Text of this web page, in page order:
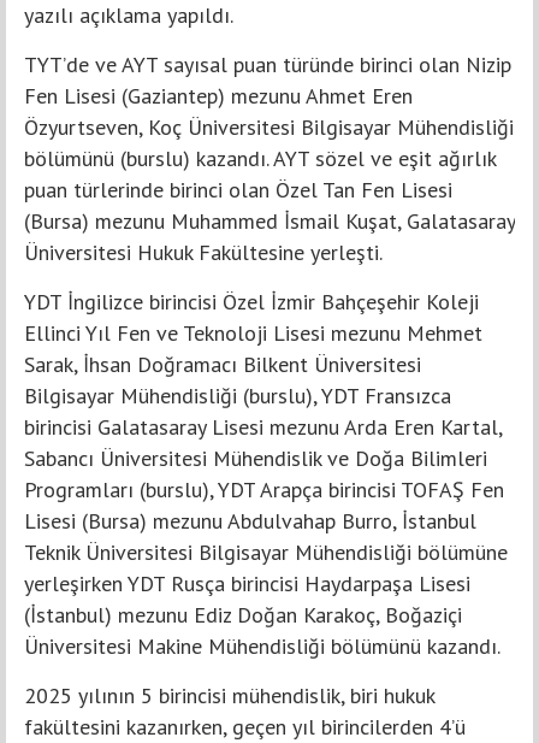
yazılı açıklama yapıldı.
TYT’de ve AYT sayısal puan türünde birinci olan Nizip
Fen Lisesi (Gaziantep) mezunu Ahmet Eren
Özyurtseven, Koç Üniversitesi Bilgisayar Mühendisliği
bölümünü (burslu) kazandı. AYT sözel ve eşit ağırlık
puan türlerinde birinci olan Özel Tan Fen Lisesi
(Bursa) mezunu Muhammed İsmail Kuşat, Galatasaray
Üniversitesi Hukuk Fakültesine yerleşti.
YDT İngilizce birincisi Özel İzmir Bahçeşehir Koleji
Ellinci Yıl Fen ve Teknoloji Lisesi mezunu Mehmet
Sarak, İhsan Doğramacı Bilkent Üniversitesi
Bilgisayar Mühendisliği (burslu), YDT Fransızca
birincisi Galatasaray Lisesi mezunu Arda Eren Kartal,
Sabancı Üniversitesi Mühendislik ve Doğa Bilimleri
Programları (burslu), YDT Arapça birincisi TOFAŞ Fen
Lisesi (Bursa) mezunu Abdulvahap Burro, İstanbul
Teknik Üniversitesi Bilgisayar Mühendisliği bölümüne
yerleşirken YDT Rusça birincisi Haydarpaşa Lisesi
(İstanbul) mezunu Ediz Doğan Karakoç, Boğaziçi
Üniversitesi Makine Mühendisliği bölümünü kazandı.
2025 yılının 5 birincisi mühendislik, biri hukuk
fakültesini kazanırken, geçen yıl birincilerden 4’ü